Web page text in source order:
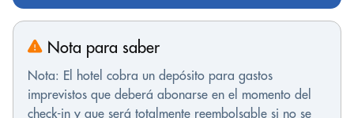
Nota para saber
Nota: El hotel cobra un depósito para gastos
imprevistos que deberá abonarse en el momento del
check-in y que será totalmente reembolsable si no se